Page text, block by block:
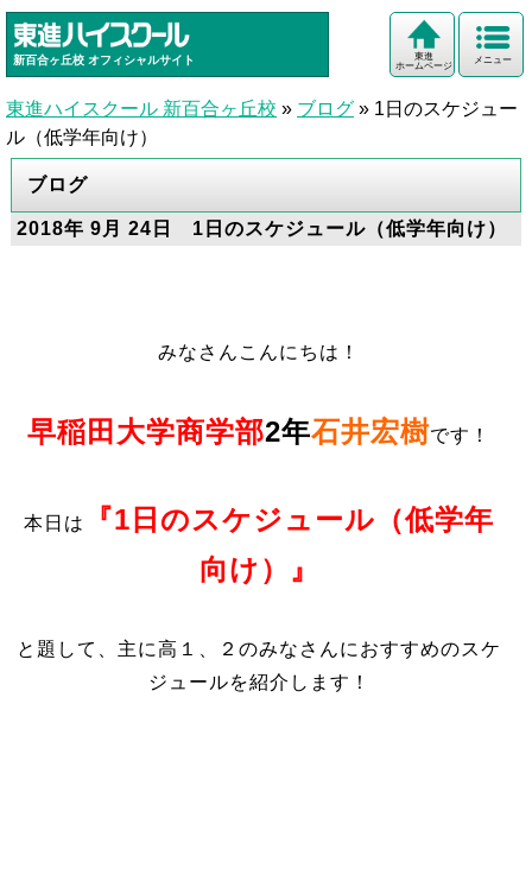
新百合ヶ丘校 オフィシャルサイト メニュー
東進
ホームページ
東進ハイスクール 新百合ヶ丘校 » ブログ » 1日のスケジュー
ル（低学年向け）
ブログ
2018年 9月 24日 1日のスケジュール（低学年向け）
みなさんこんにちは！
早稲田大学商学部2年石井宏樹です！
本日は
『1日のスケジュール（低学年
向け）』
と題して、主に高１、２のみなさんにおすすめのスケ
ジュールを紹介します！